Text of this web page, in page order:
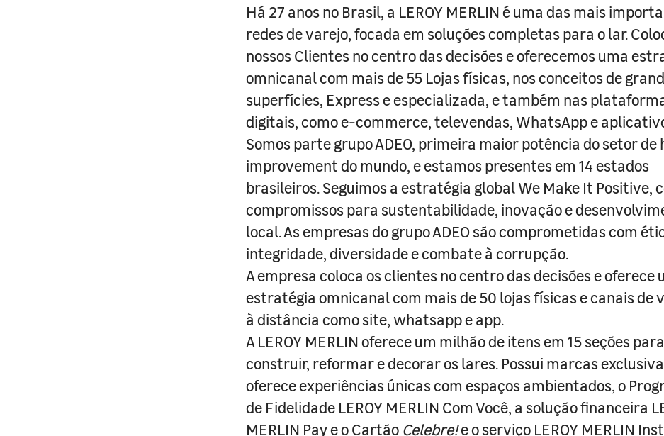
Há 27 anos no Brasil, a LEROY MERLIN é uma das mais
redes de varejo, focada em soluções completas para o lar.
nossos Clientes no centro das decisões e oferecemos uma
omnicanal com mais de 55 Lojas físicas, nos conceitos de
superfícies, Express e especializada, e também nas
digitais, como e-commerce, televendas, WhatsApp e
Somos parte grupo ADEO, primeira maior potência do setor de
improvement do mundo, e estamos presentes em 14 estados
brasileiros. Seguimos a estratégia global We Make It Positive,
compromissos para sustentabilidade, inovação e
local. As empresas do grupo ADEO são comprometidas com
integridade, diversidade e combate à corrupção.
A empresa coloca os clientes no centro das decisões e oferece
estratégia omnicanal com mais de 50 lojas físicas e canais de
à distância como site, whatsapp e app.
A LEROY MERLIN oferece um milhão de itens em 15 seções para
construir, reformar e decorar os lares. Possui marcas
oferece experiências únicas com espaços ambientados, o
de Fidelidade LEROY MERLIN Com Você, a solução financeira
MERLIN Pay e o Cartão Celebre!e o serviço LEROY MERLIN